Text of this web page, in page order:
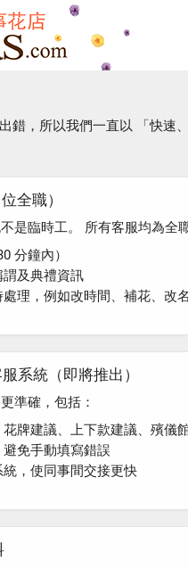
錯，所以我們一直以 「快速
全職）
是臨時工。 所有客服均為全
分鐘內）
及典禮資訊
理，例如改時間、補花、改名
系統（即將推出）
準確，包括：
花牌建議、上下款建議、殯儀
避免手動填寫錯誤
，使同事間交接更快